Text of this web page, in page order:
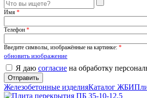
Имя *
Телефон *
Введите символы, изображённые на картинке: *
обновить изображение
Я даю согласие на обработку
Железобетонные изделияКаталог ЖБИ